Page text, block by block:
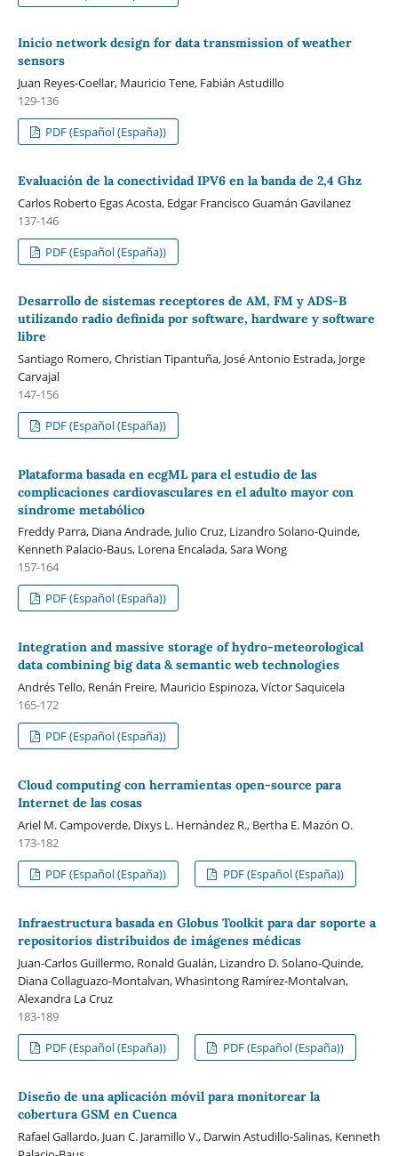
Inicio network design for data transmission of weather
sensors
Juan Reyes-Coellar, Mauricio Tene, Fabián Astudillo
129-136
PDF (Español (España))
Evaluación de la conectividad IPV6 en la banda de 2,4 Ghz
Carlos Roberto Egas Acosta, Edgar Francisco Guamán Gavilanez
137-146
PDF (Español (España))
Desarrollo de sistemas receptores de AM, FM y ADS-B
utilizando radio definida por software, hardware y software
libre
Santiago Romero, Christian Tipantuña, José Antonio Estrada, Jorge
Carvajal
147-156
PDF (Español (España))
Plataforma basada en ecgML para el estudio de las
complicaciones cardiovasculares en el adulto mayor con
síndrome metabólico
Freddy Parra, Diana Andrade, Julio Cruz, Lizandro Solano-Quinde,
Kenneth Palacio-Baus, Lorena Encalada, Sara Wong
157-164
PDF (Español (España))
Integration and massive storage of hydro-meteorological
data combining big data & semantic web technologies
Andrés Tello, Renán Freire, Mauricio Espinoza, Víctor Saquicela
165-172
PDF (Español (España))
Cloud computing con herramientas open-source para
Internet de las cosas
Ariel M. Campoverde, Dixys L. Hernández R., Bertha E. Mazón O.
173-182
PDF (Español (España))
PDF (Español (España))
Infraestructura basada en Globus Toolkit para dar soporte a
repositorios distribuidos de imágenes médicas
Juan-Carlos Guillermo, Ronald Gualán, Lizandro D. Solano-Quinde,
Diana Collaguazo-Montalvan, Whasintong Ramírez-Montalvan,
Alexandra La Cruz
183-189
PDF (Español (España))
PDF (Español (España))
Diseño de una aplicación móvil para monitorear la
cobertura GSM en Cuenca
Rafael Gallardo, Juan C. Jaramillo V., Darwin Astudillo-Salinas, Kenneth